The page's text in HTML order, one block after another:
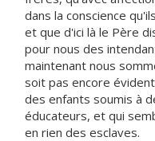
dans la conscience
et que d'ici là le Père
pour nous des
maintenant nous
soit pas encore
des enfants soumis à
éducateurs, et qui
en rien des esclaves.